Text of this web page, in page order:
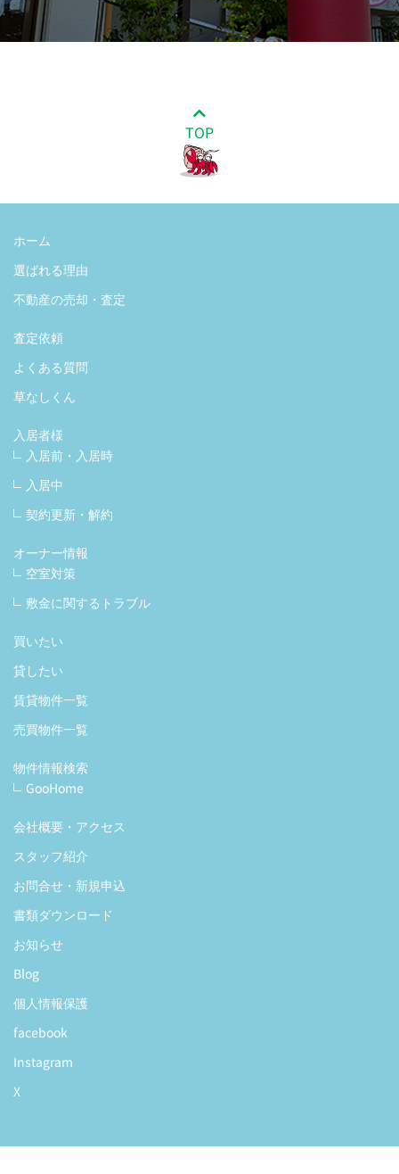
TOP
ホーム
選ばれる理由
不動産の売却・査定
査定依頼
よくある質問
草なしくん
入居者様
入居前・入居時
入居中
契約更新・解約
オーナー情報
空室対策
敷金に関するトラブル
買いたい
貸したい
賃貸物件一覧
売買物件一覧
物件情報検索
GooHome
会社概要・アクセス
スタッフ紹介
お問合せ・新規申込
書類ダウンロード
お知らせ
Blog
個人情報保護
facebook
Instagram
X